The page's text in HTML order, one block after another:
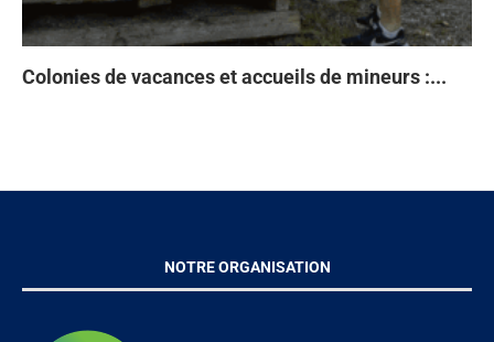
Colonies de vacances et accueils de mineurs :...
NOTRE ORGANISATION